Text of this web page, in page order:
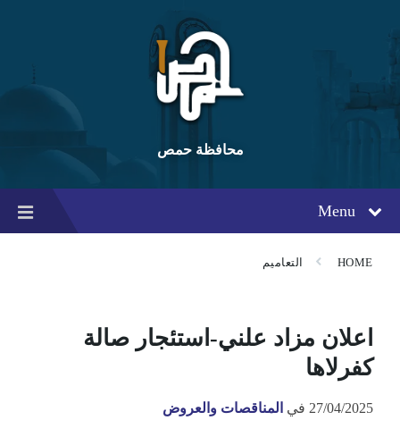
content
main
navigation
footer
محافظة حمص
Menu
HOME التعاميم
اعلان مزاد علني-استئجار صالة
كفرلاها
27/04/2025 في المناقصات والعروض